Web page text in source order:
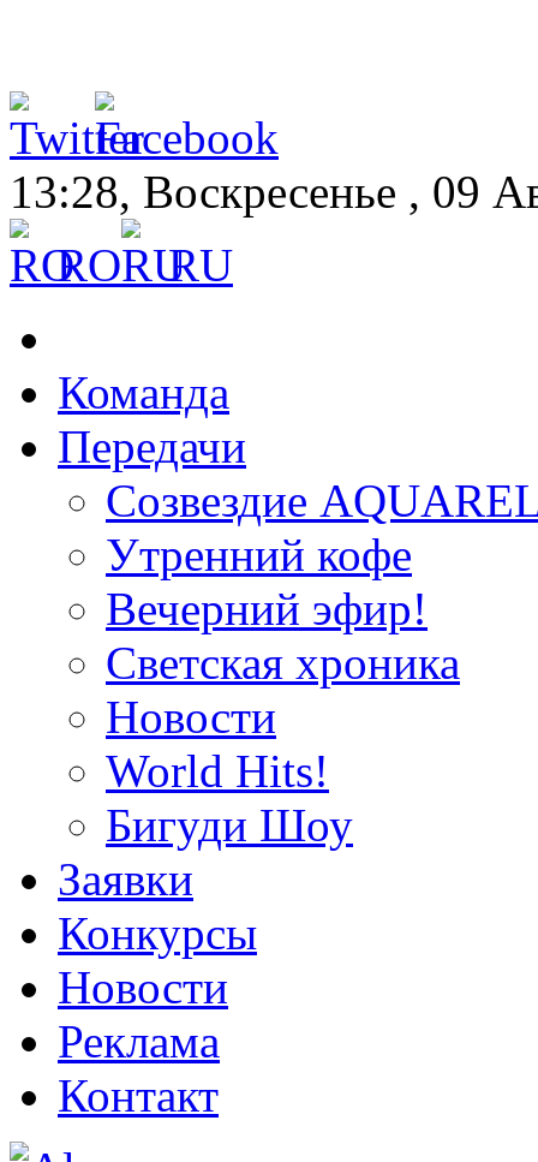
13:28, Воскресенье , 09
RO
RU
Команда
Передачи
Созвездие
Утренний кофе
Вечерний эфир!
Светская хроника
Новости
World Hits!
Бигуди Шоу
Заявки
Конкурсы
Новости
Реклама
Контакт